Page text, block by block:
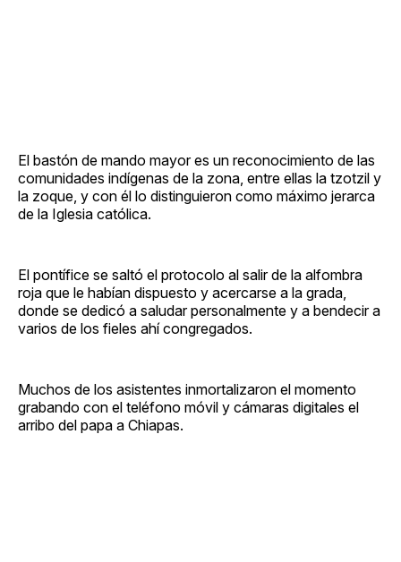
El bastón de mando mayor es un reconocimiento de las
comunidades indígenas de la zona, entre ellas la tzotzil y
la zoque, y con él lo distinguieron como máximo jerarca
de la Iglesia católica.
El pontífice se saltó el protocolo al salir de la alfombra
roja que le habían dispuesto y acercarse a la grada,
donde se dedicó a saludar personalmente y a bendecir a
varios de los fieles ahí congregados.
Muchos de los asistentes inmortalizaron el momento
grabando con el teléfono móvil y cámaras digitales el
arribo del papa a Chiapas.